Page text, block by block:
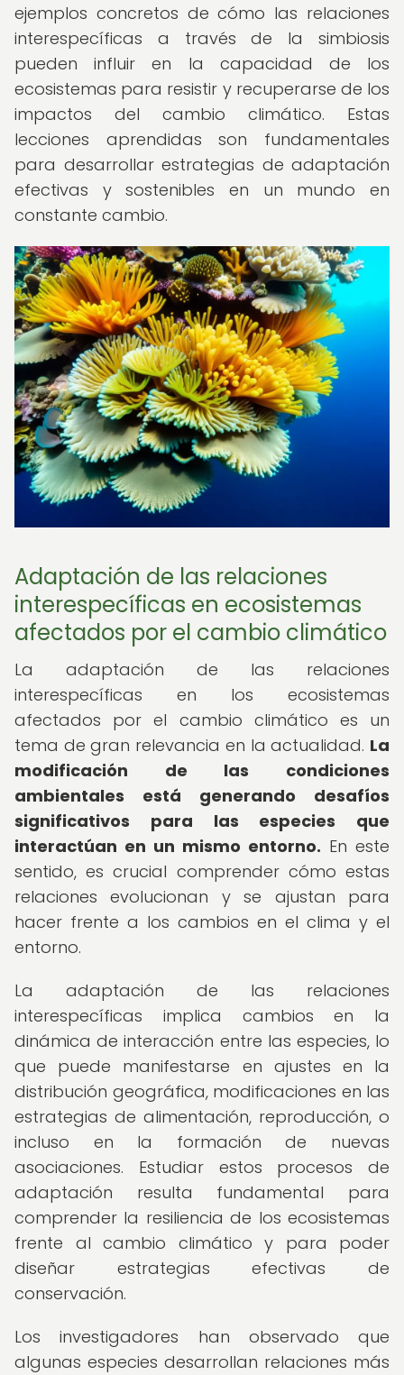
ejemplos concretos de cómo las relaciones
interespecíficas a través de la simbiosis
pueden influir en la capacidad de los
ecosistemas para resistir y recuperarse de los
impactos del cambio climático. Estas
lecciones aprendidas son fundamentales
para desarrollar estrategias de adaptación
efectivas y sostenibles en un mundo en
constante cambio.
Adaptación de las relaciones
interespecíficas en ecosistemas
afectados por el cambio climático
La adaptación de las relaciones
interespecíficas en los ecosistemas
afectados por el cambio climático es un
tema de gran relevancia en la actualidad. La
modificación de las condiciones
ambientales está generando desafíos
significativos para las especies que
interactúan en un mismo entorno. En este
sentido, es crucial comprender cómo estas
relaciones evolucionan y se ajustan para
hacer frente a los cambios en el clima y el
entorno.
La adaptación de las relaciones
interespecíficas implica cambios en la
dinámica de interacción entre las especies, lo
que puede manifestarse en ajustes en la
distribución geográfica, modificaciones en las
estrategias de alimentación, reproducción, o
incluso en la formación de nuevas
asociaciones. Estudiar estos procesos de
adaptación resulta fundamental para
comprender la resiliencia de los ecosistemas
frente al cambio climático y para poder
diseñar estrategias efectivas de
conservación.
Los investigadores han observado que
algunas especies desarrollan relaciones más